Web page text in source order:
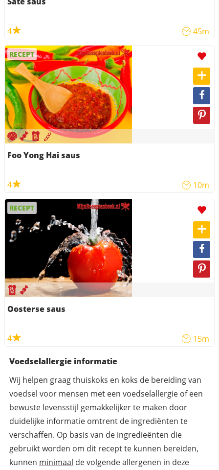
4 45m
RECEPT
Foo Yong Hai saus
4 10m
RECEPT
Oosterse saus
4 15m
Voedselallergie informatie
Wij helpen graag thuiskoks en koks de bereiding van
voedsel voor mensen met een voedselallergie of een
bewuste levensstijl gemakkelijker te maken door
duidelijke informatie omtrent de ingrediënten te
verschaffen. Op basis van de ingredieënten die
gebruikt worden om dit recept te kunnen bereiden,
kunnen minimaal de volgende allergenen in deze